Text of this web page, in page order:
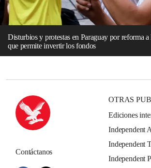
Disturbios y protestas en Paraguay por reforma
que permite invertir los fondos
Contáctanos
OTRAS
Ediciones
Independent
Independent
Independent